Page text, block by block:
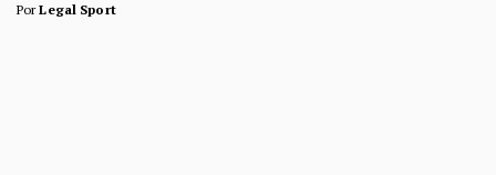
PorLegal Sport